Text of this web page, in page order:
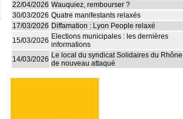
22/04/2026 Wauquiez, rembourser ?
30/03/2026 Quatre manifestants relaxés
17/03/2026 Diffamation : Lyon People relaxé
15/03/2026 Elections municipales : les dernières
informations
14/03/2026 Le local du syndicat Solidaires du Rhône
de nouveau attaqué